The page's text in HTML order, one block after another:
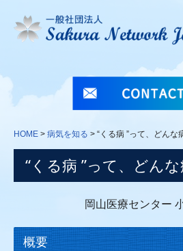
当法人について
事業内容
私たちの活動
Sakuraの会
HOME 病気を知る “くる病 ”って、どんな
“くる病 ”って、どんな
岡山医療センター
概要